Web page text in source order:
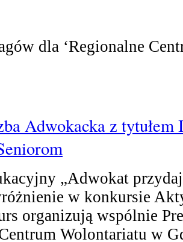
dla ‘Regionalne
Adwokacka z
„Adwokat
w konkursie
organizują wspólnie
Wolontariatu w